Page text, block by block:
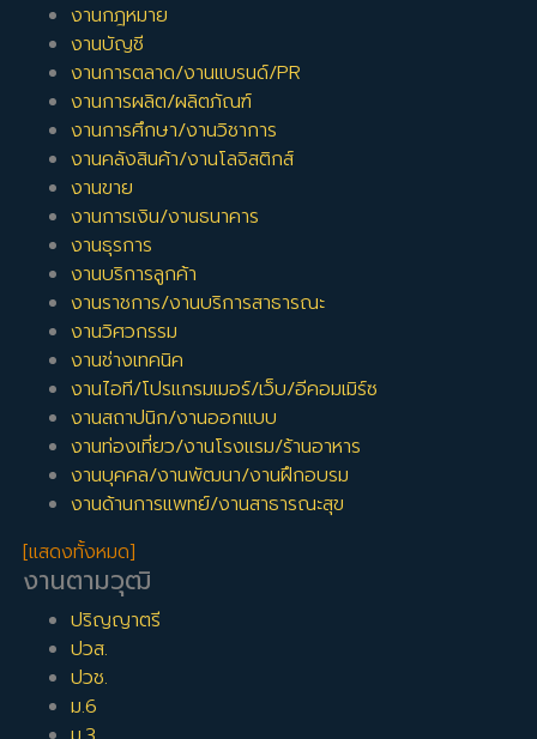
งานกฎหมาย
งานบัญชี
งานการตลาด/งานแบรนด์/PR
งานการผลิต/ผลิตภัณฑ์
งานการศึกษา/งานวิชาการ
งานคลังสินค้า/งานโลจิสติกส์
งานขาย
งานการเงิน/งานธนาคาร
งานธุรการ
งานบริการลูกค้า
งานราชการ/งานบริการสาธารณะ
งานวิศวกรรม
งานช่างเทคนิค
งานไอที/โปรแกรมเมอร์/เว็บ/อีคอมเมิร์ซ
งานสถาปนิก/งานออกแบบ
งานท่องเที่ยว/งานโรงแรม/ร้านอาหาร
งานบุคคล/งานพัฒนา/งานฝึกอบรม
งานด้านการแพทย์/งานสาธารณะสุข
[แสดงทั้งหมด]
งานตามวุฒิ
ปริญญาตรี
ปวส.
ปวช.
ม.6